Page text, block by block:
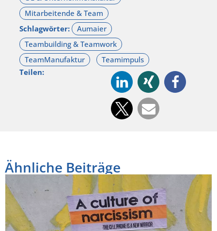
Schlagwörter:
Teilen:
Ähnliche Beiträge